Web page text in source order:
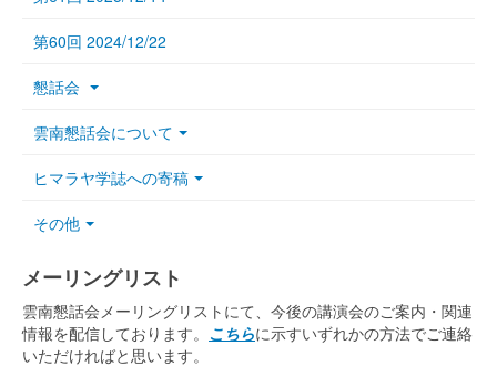
第60回 2024/12/22
懇話会
雲南懇話会について
ヒマラヤ学誌への寄稿
その他
メーリングリスト
雲南懇話会メーリングリストにて、今後の講演会のご案内・関連
情報を配信しております。 こちらに示すいずれかの方法でご連絡
いただければと思います。